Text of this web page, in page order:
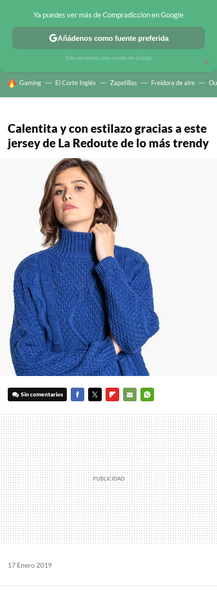
CHOLLOS TELEGRAM OFERTAS EN MÓVILES OFERTAS EN
HOY SE HABLA DE
Gaming El Corte Inglés Zapatillas Freidora de aire
Calentita y con estilazo gracias a este
jersey de La Redoute de lo más trendy
Sin comentarios
MAIL
17 Enero 2019
×
Ya puedes ver más de Compradiccion en Google
Añádenos como fuente preferida
Solo necesitas una cuenta de Google